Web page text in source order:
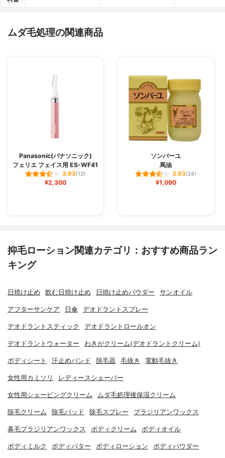
ムダ毛処理の関連商品
Panasonic(パナソニック)
フェリエ フェイス用 ES-WF41
3.93(12)
¥2,300
ソンバーユ
馬油
3.93(24)
¥1,090
抑毛ローション関連カテゴリ：おすすめ商品ラン
キング
日焼け止め 飲む日焼け止め 日焼け止めパウダー サンオイル
アフターサンケア 日傘 デオドラントスプレー
デオドラントスティック デオドラントロールオン
デオドラントウォーター わきがクリーム(デオドラントクリーム)
ボディシート 汗止めバンド 脱毛器 毛抜き 電動毛抜き
女性用カミソリ レディースシェーバー
女性用シェービングクリーム ムダ毛処理後保湿クリーム
除毛クリーム 除毛パッド 除毛スプレー ブラジリアンワックス
鼻毛ブラジリアンワックス ボディクリーム ボディオイル
ボディミルク ボディバター ボディローション ボディパウダー